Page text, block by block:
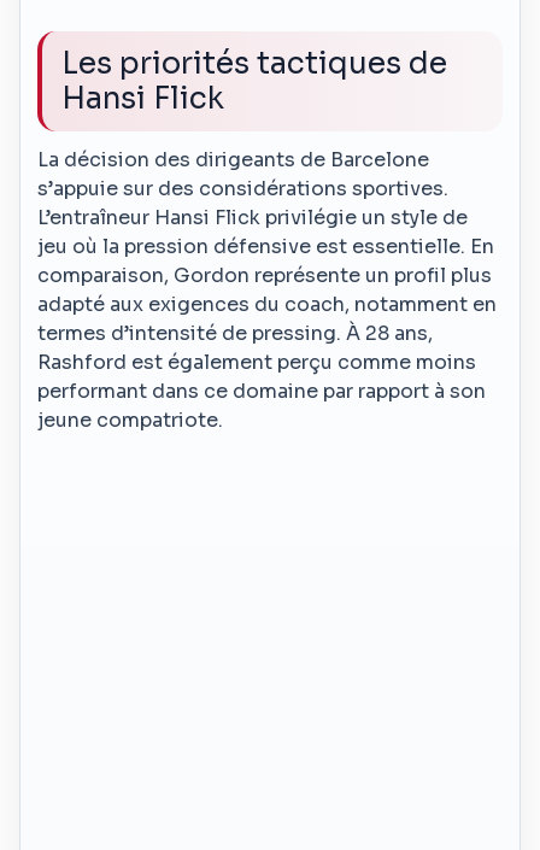
Les priorités tactiques de
Hansi Flick
La décision des dirigeants de Barcelone
s’appuie sur des considérations sportives.
L’entraîneur Hansi Flick privilégie un style de
jeu où la pression défensive est essentielle. En
comparaison, Gordon représente un profil plus
adapté aux exigences du coach, notamment en
termes d’intensité de pressing. À 28 ans,
Rashford est également perçu comme moins
performant dans ce domaine par rapport à son
jeune compatriote.